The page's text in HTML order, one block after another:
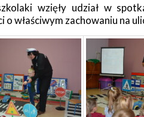
wzięły udział w
o właściwym zachowaniu na